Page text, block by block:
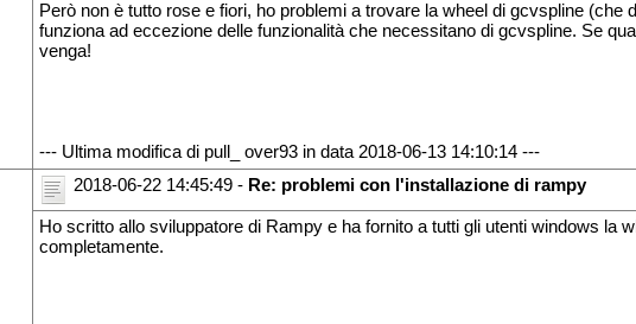
Però non è tutto rose e fiori, ho problemi a trovare la wheel di gcvspline (che
funziona ad eccezione delle funzionalità che necessitano di gcvspline. Se
venga!
--- Ultima modifica di pull_ over93 in data 2018-06-13 14:10:14 ---
2018-06-22 14:45:49 - Re: problemi con l'installazione di rampy
Ho scritto allo sviluppatore di Rampy e ha fornito a tutti gli utenti windows la
completamente.